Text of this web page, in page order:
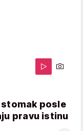
stomak posle
pravu istinu